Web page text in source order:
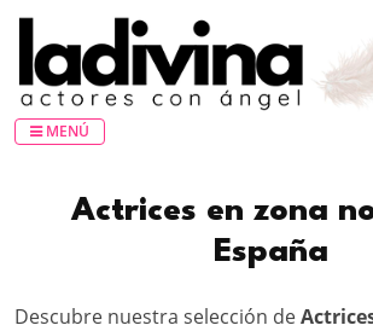
MENÚ
Actrices en zona
España
Descubre nuestra selección de